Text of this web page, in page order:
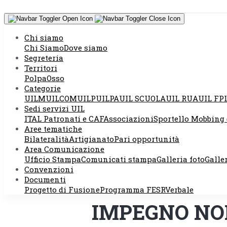
Chi siamo
Chi SiamoDove siamo
Segreteria
Territori
PolpaOsso
Categorie
UILMUILCOMUILPUILPAUIL SCUOLAUIL RUAUIL
Sedi servizi UIL
ITAL Patronati e CAFAssociazioniSportello
Aree tematiche
BilateralitàArtigianatoPari opportunità
Area Comunicazione
Ufficio StampaComunicati stampaGalleria foto
Convenzioni
Documenti
Progetto di FusioneProgramma FESRVerbale
BILANCIO
CAMPANIA.
LAVORATORI
IMPEGNO